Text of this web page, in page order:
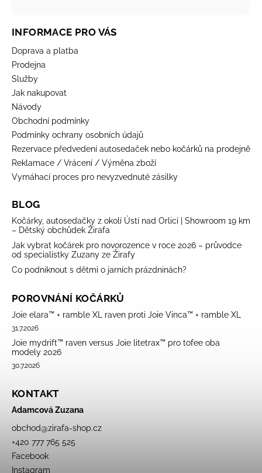
INFORMACE PRO VÁS
Doprava a platba
Prodejna
Služby
Jak nakupovat
Návody
Obchodní podmínky
Podmínky ochrany osobních údajů
Rezervace předvedení autosedaček nebo kočárků na prodejně
Reklamace / Vrácení / Výměna zboží
Vymáhací proces pro nevyzvednuté zásilky
BLOG
Kočárky, autosedačky z okolí Ústí nad Orlicí | Showroom 19 km
– Dětský obchůdek Žirafa
Jak vybrat kočárek pro novorozence v roce 2026 – průvodce
od specialistky Zuzany ze Žirafy
Co podniknout s dětmi o jarních prázdninách?
POROVNÁNÍ KOČÁRKŮ
Joie elara™ + ramble XL raven proti Joie Vinca™ + ramble XL
31.7.2026
Joie mydrift™ raven versus Joie litetrax™ pro tofee oba
modely 2026
30.7.2026
KONTAKT
Adamcová Zuzana
obchod@zirafa-shop.cz
+420 777 765 525
Facebook
Instagram